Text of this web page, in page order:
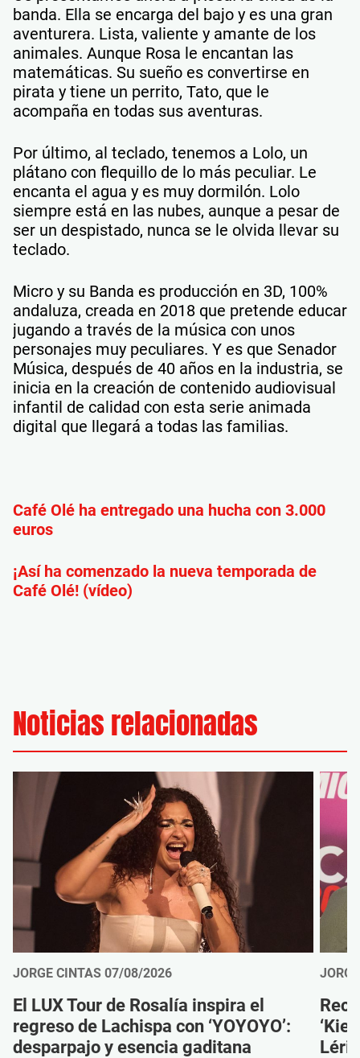
banda. Ella se encarga del bajo y es una gran
aventurera. Lista, valiente y amante de los
animales. Aunque Rosa le encantan las
matemáticas. Su sueño es convertirse en
pirata y tiene un perrito, Tato, que le
acompaña en todas sus aventuras.
Por último, al teclado, tenemos a Lolo, un
plátano con flequillo de lo más peculiar. Le
encanta el agua y es muy dormilón. Lolo
siempre está en las nubes, aunque a pesar de
ser un despistado, nunca se le olvida llevar su
teclado.
Micro y su Banda es producción en 3D, 100%
andaluza, creada en 2018 que pretende educar
jugando a través de la música con unos
personajes muy peculiares. Y es que Senador
Música, después de 40 años en la industria, se
inicia en la creación de contenido audiovisual
infantil de calidad con esta serie animada
digital que llegará a todas las familias.
Café Olé ha entregado una hucha con 3.000
euros
¡Así ha comenzado la nueva temporada de
Café Olé! (vídeo)
Noticias relacionadas
JORGE CINTAS 07/08/2026
El LUX Tour de Rosalía inspira el
regreso de Lachispa con ‘YOYOYO’:
desparpajo y esencia gaditana